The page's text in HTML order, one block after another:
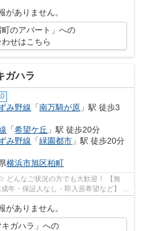
がありません。
町のアパート」への
せはこちら
ガハラ
み野線 「南万騎が原 」駅 徒歩3
「希望ケ丘 」駅 徒歩20分
み野線 「緑園都市 」駅 徒歩20分
横浜市旭区柏町
んなご状況の方でも大歓迎！ 【無
年・保証人なし・即入居希望など】 ネ
がありません。
キガハラ」への